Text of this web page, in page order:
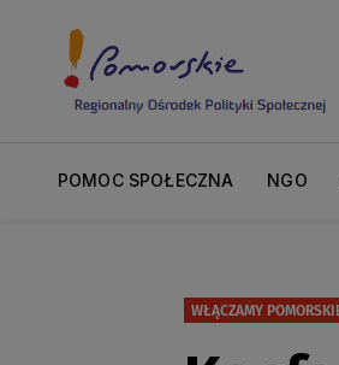
POMOC SPOŁECZNA NGO
WŁĄCZAMY